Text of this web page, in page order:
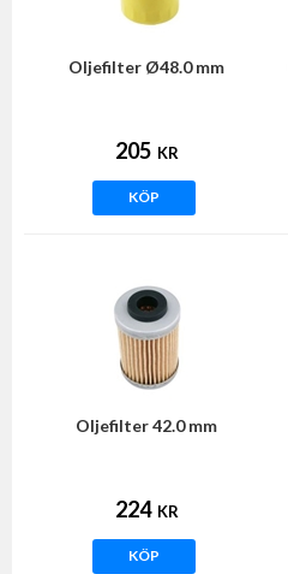
Oljefilter Ø48.0 mm
205 KR
KÖP
Oljefilter 42.0 mm
224 KR
KÖP